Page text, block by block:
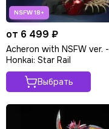
от 6 499 ₽
Acheron with NSFW ver. -
Honkai: Star Rail
Выбрать